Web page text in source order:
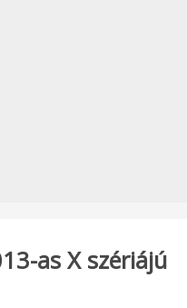
as X szériájú